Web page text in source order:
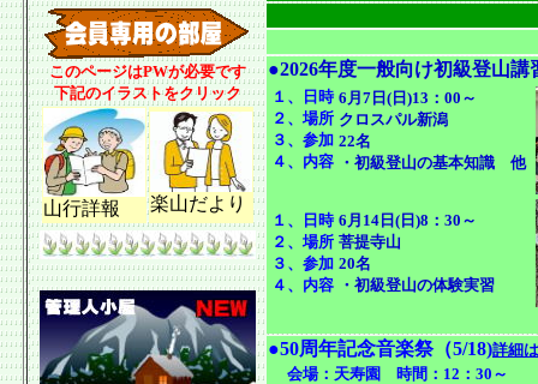
このページはPWが必要です
下記のイラストをクリック
山行詳報 楽山だより
●2026年度一般向け初級登山講
１、日時
２、場所
３、参加
４、内容
6月7日(日)13：00～
クロスパル新潟
22名
・初級登山の基本知識 他
１、日時
２、場所
３、参加
４、内容
6月14日(日)8：30～
菩提寺山
20名
・初級登山の体験実習
●50周年記念音楽祭（5/18)詳細
会場：天寿園 時間：12：30～